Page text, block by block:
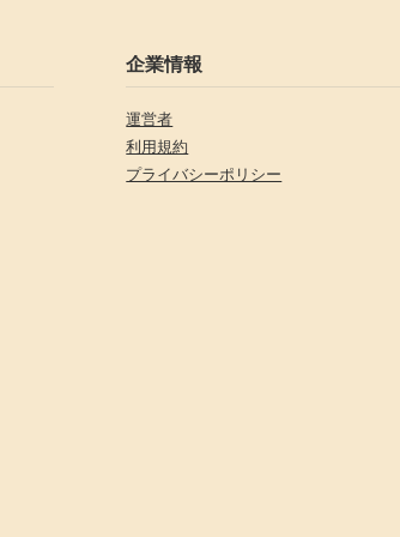
企業情報
運営者
利用規約
プライバシーポリシー